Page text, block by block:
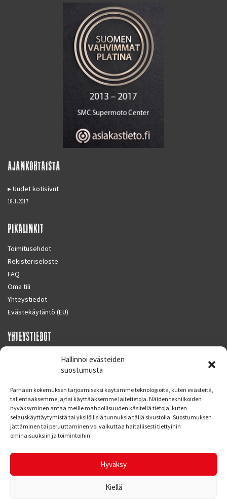
Hallinnoi evästeiden
suostumusta
Parhaan kokemuksen tarjoamiseksi käytämme teknologioita, kuten evästeitä,
tallentaaksemme ja/tai käyttääksemme laitetietoja. Näiden tekniikoiden
hyväksyminen antaa meille mahdollisuuden käsitellä tietoja, kuten
selauskäyttäytymistä tai yksilöllisiä tunnuksia tällä sivustolla. Suostumuksen
jättäminen tai peruuttaminen voi vaikuttaa haitallisesti tiettyihin
ominaisuuksiin ja toimintoihin.
Hyväksy
Kiellä
AJANKOHTAISTA
Uudet kotisivut
18.1.2017
PIKALINKIT
Toimitusehdot
Rekisteriseloste
FAQ
Oma tili
Yhteystiedot
Evästekäytäntö (EU)
YHTEYSTIEDOT
SUPERMOTO CENTER
Finland
Puh. 09 221 7088
info at supermotocenter.fi
Maanantai - Tiistai 09.00 - 17.00